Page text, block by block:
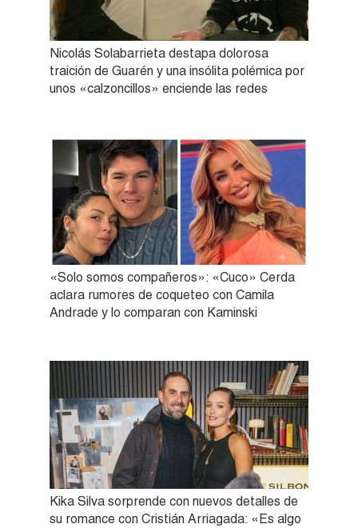
Nicolás Solabarrieta destapa dolorosa
traición de Guarén y una insólita polémica por
unos «calzoncillos» enciende las redes
«Solo somos compañeros»: «Cuco» Cerda
aclara rumores de coqueteo con Camila
Andrade y lo comparan con Kaminski
Kika Silva sorprende con nuevos detalles de
su romance con Cristián Arriagada: «Es algo